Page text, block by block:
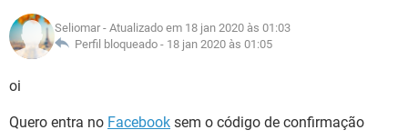
GUIA DE COMPRAS
OUTLOOK EXCEL
INSTAGRAM
GUIA DE COMPRAS
CELULAR FACEBOOK
GUIA DE COMPRAS
GLOSSÁRIO
JOGOS
CELULAR
OUTLOOK EXCEL
Seliomar - Atualizado em 18 jan 2020 às 01:03
Perfil bloqueado - 18 jan 2020 às 01:05
oi
Quero entra no Facebook sem o código de confirmação